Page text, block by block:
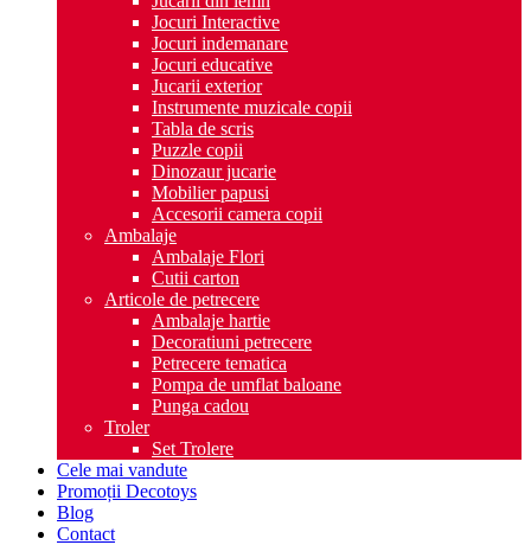
Jocuri Interactive
Jocuri indemanare
Jocuri educative
Jucarii exterior
Instrumente muzicale copii
Tabla de scris
Puzzle copii
Dinozaur jucarie
Mobilier papusi
Accesorii camera copii
Ambalaje
Ambalaje Flori
Cutii carton
Articole de petrecere
Ambalaje hartie
Decoratiuni petrecere
Petrecere tematica
Pompa de umflat baloane
Punga cadou
Troler
Set Trolere
Cele mai vandute
Promoții Decotoys
Blog
Contact